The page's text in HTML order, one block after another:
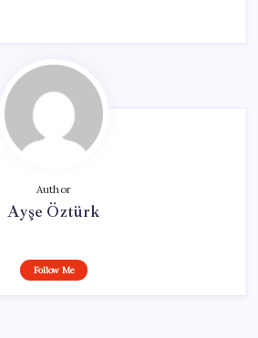
Author
Ayşe Öztürk
Follow Me